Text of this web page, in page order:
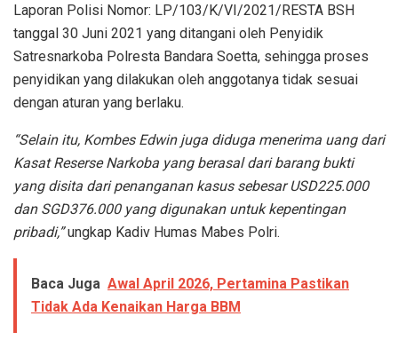
Laporan Polisi Nomor: LP/103/K/VI/2021/RESTA BSH
tanggal 30 Juni 2021 yang ditangani oleh Penyidik
Satresnarkoba Polresta Bandara Soetta, sehingga proses
penyidikan yang dilakukan oleh anggotanya tidak sesuai
dengan aturan yang berlaku.
“Selain itu, Kombes Edwin juga diduga menerima uang dari
Kasat Reserse Narkoba yang berasal dari barang bukti
yang disita dari penanganan kasus sebesar USD225.000
dan SGD376.000 yang digunakan untuk kepentingan
pribadi,”ungkap Kadiv Humas Mabes Polri.
Baca Juga Awal April 2026, Pertamina Pastikan
Tidak Ada Kenaikan Harga BBM